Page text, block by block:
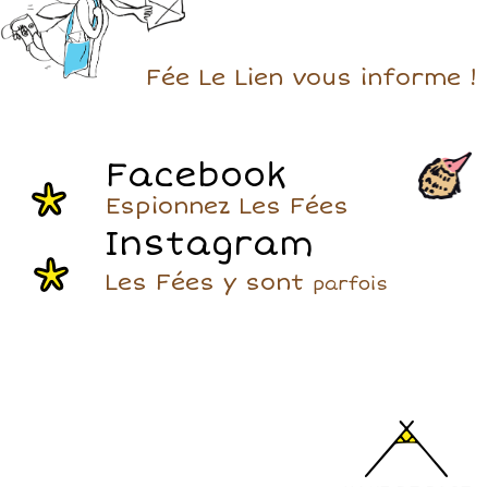
Fée Le Lien vous informe !
Facebook
Espionnez Les Fées
Instagram
Les Fées y sont parfois